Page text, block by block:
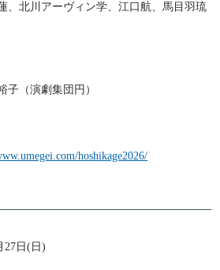
、北川アーヴィン学、江口航、馬目羽琉
子（演劇集団円）
hoshikage2026/
27日(日)